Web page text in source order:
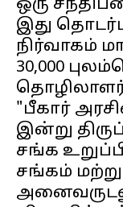
ஒரு
இது
நிர்வாகம்
30,000
"பீகார்
இன்று
சங்க
சங்கம்